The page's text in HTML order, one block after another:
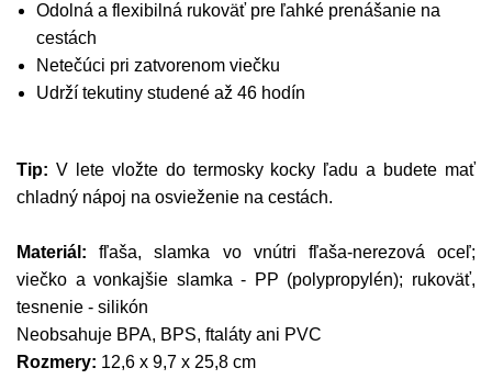
Odolná a flexibilná rukoväť pre ľahké prenášanie na
cestách
Netečúci pri zatvorenom viečku
Udrží tekutiny studené až 46 hodín
Tip: V lete vložte do termosky kocky ľadu a budete mať
chladný nápoj na osvieženie na cestách.
Materiál: fľaša, slamka vo vnútri fľaša-nerezová oceľ;
viečko a vonkajšie slamka - PP (polypropylén); rukoväť,
tesnenie - silikón
Neobsahuje BPA, BPS, ftaláty ani PVC
Rozmery: 12,6 x 9,7 x 25,8 cm